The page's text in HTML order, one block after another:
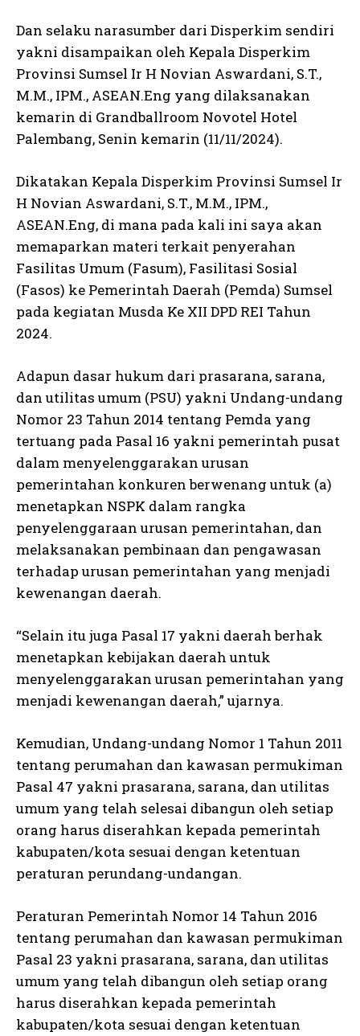
Dan selaku narasumber dari Disperkim sendiri
yakni disampaikan oleh Kepala Disperkim
Provinsi Sumsel Ir H Novian Aswardani, S.T.,
M.M., IPM., ASEAN.Eng yang dilaksanakan
kemarin di Grandballroom Novotel Hotel
Palembang, Senin kemarin (11/11/2024).
Dikatakan Kepala Disperkim Provinsi Sumsel Ir
H Novian Aswardani, S.T., M.M., IPM.,
ASEAN.Eng, di mana pada kali ini saya akan
memaparkan materi terkait penyerahan
Fasilitas Umum (Fasum), Fasilitasi Sosial
(Fasos) ke Pemerintah Daerah (Pemda) Sumsel
pada kegiatan Musda Ke XII DPD REI Tahun
2024.
Adapun dasar hukum dari prasarana, sarana,
dan utilitas umum (PSU) yakni Undang-undang
Nomor 23 Tahun 2014 tentang Pemda yang
tertuang pada Pasal 16 yakni pemerintah pusat
dalam menyelenggarakan urusan
pemerintahan konkuren berwenang untuk (a)
menetapkan NSPK dalam rangka
penyelenggaraan urusan pemerintahan, dan
melaksanakan pembinaan dan pengawasan
terhadap urusan pemerintahan yang menjadi
kewenangan daerah.
“Selain itu juga Pasal 17 yakni daerah berhak
menetapkan kebijakan daerah untuk
menyelenggarakan urusan pemerintahan yang
menjadi kewenangan daerah,” ujarnya.
Kemudian, Undang-undang Nomor 1 Tahun 2011
tentang perumahan dan kawasan permukiman
Pasal 47 yakni prasarana, sarana, dan utilitas
umum yang telah selesai dibangun oleh setiap
orang harus diserahkan kepada pemerintah
kabupaten/kota sesuai dengan ketentuan
peraturan perundang-undangan.
Peraturan Pemerintah Nomor 14 Tahun 2016
tentang perumahan dan kawasan permukiman
Pasal 23 yakni prasarana, sarana, dan utilitas
umum yang telah dibangun oleh setiap orang
harus diserahkan kepada pemerintah
kabupaten/kota sesuai dengan ketentuan